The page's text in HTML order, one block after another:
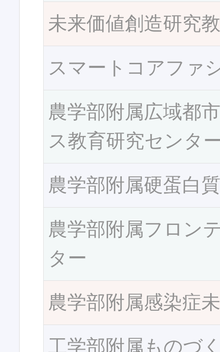
未来価値創造研究
スマートコアファ
農学部附属広域都
ス教育研究センタ
農学部附属硬蛋白
農学部附属フロン
ター
農学部附属感染症
工学部附属ものづ